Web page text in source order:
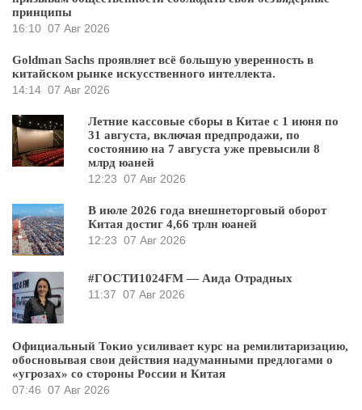
принципы
16:10 07 Авг 2026
Goldman Sachs проявляет всё большую уверенность в
китайском рынке искусственного интеллекта.
14:14 07 Авг 2026
Летние кассовые сборы в Китае с 1 июня по
31 августа, включая предпродажи, по
состоянию на 7 августа уже превысили 8
млрд юаней
12:23 07 Авг 2026
В июле 2026 года внешнеторговый оборот
Китая достиг 4,66 трлн юаней
12:23 07 Авг 2026
#ГОСТИ1024FM — Аида Отрадных
11:37 07 Авг 2026
Официальный Токио усиливает курс на ремилитаризацию,
обосновывая свои действия надуманными предлогами о
«угрозах» со стороны России и Китая
07:46 07 Авг 2026